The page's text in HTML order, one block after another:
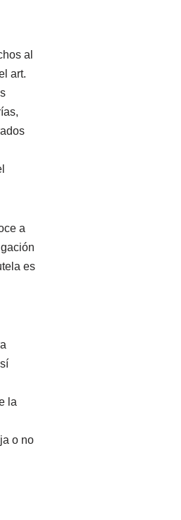
al
art.
a
es
la
o no